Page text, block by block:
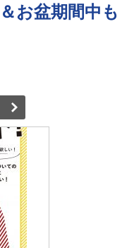
お盆期間中も